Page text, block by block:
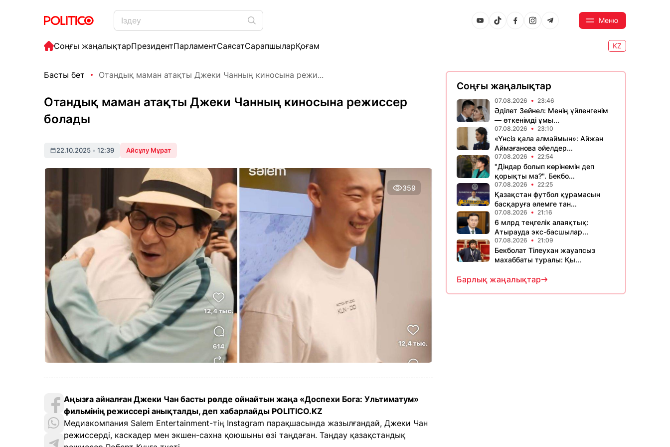
Меню
Соңғы жаңалықтарПрезидентПарламентСаясатСарапшыларҚоғам KZ
Басты бет Отандық маман атақты Джеки Чанның киносына режи...
Отандық маман атақты Джеки Чанның киносына режиссер
болады
22.10.2025 • 12:39 Айсұлу Мұрат
359
Аңызға айналған Джеки Чан басты рөлде ойнайтын жаңа «Доспехи Бога: Ультиматум»
фильмінің режиссері анықталды, деп хабарлайды POLITICO.KZ
Медиакомпания Salem Entertainment-тің Instagram парақшасында жазылғандай, Джеки Чан
режиссерді, каскадер мен экшен-сахна қоюшыны өзі таңдаған. Таңдау қазақстандық
Соңғы жаңалықтар
07.08.2026 23:46
Әділет Зейнел: Менің үйленгенім
— өткенімді ұмы...
07.08.2026 23:10
«Үнсіз қала алмаймын»: Айжан
Аймағанова әйелдер...
07.08.2026 22:54
"Діндар болып көрінемін деп
қорықты ма?". Бекбо...
07.08.2026 22:25
Қазақстан футбол құрамасын
басқаруға әлемге тан...
07.08.2026 21:16
6 млрд теңгелік алаяқтық:
Атырауда экс-басшылар...
07.08.2026 21:09
Бекболат Тілеухан жауапсыз
махаббаты туралы: Қы...
Барлық жаңалықтар